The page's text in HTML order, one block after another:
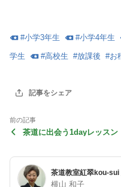
#小学3年生 #小学4年生
学生 #高校生 #放課後 #お
記事をシェア
前の記事
茶道に出会う1dayレッスン
横山 和子